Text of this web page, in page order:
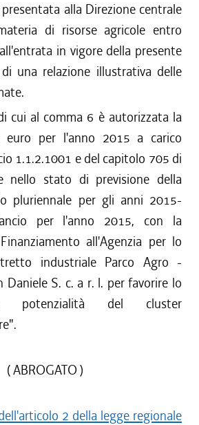
alla Direzione centrale
di risorse agricole entro
in vigore della presente
una relazione illustrativa delle
cui al comma 6 è autorizzata la
euro per l'anno 2015 a carico
1.1.2.1001 e del capitolo 705 di
nello stato di previsione della
pluriennale per gli anni 2015-
per l'anno 2015, con la
all'Agenzia per lo
industriale Parco Agro -
Daniele S. c. a r. l. per favorire lo
potenzialità del cluster
( ABROGATO )
2 della legge regionale